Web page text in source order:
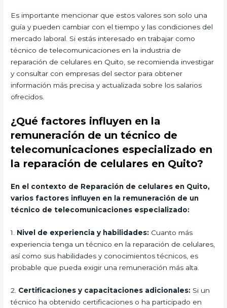
Es importante mencionar que estos valores son solo una
guía y pueden cambiar con el tiempo y las condiciones del
mercado laboral. Si estás interesado en trabajar como
técnico de telecomunicaciones en la industria de
reparación de celulares en Quito, se recomienda investigar
y consultar con empresas del sector para obtener
información más precisa y actualizada sobre los salarios
ofrecidos.
¿Qué factores influyen en la
remuneración de un técnico de
telecomunicaciones especializado en
la reparación de celulares en Quito?
En el contexto de Reparación de celulares en Quito,
varios factores influyen en la remuneración de un
técnico de telecomunicaciones especializado:
1. Nivel de experiencia y habilidades: Cuanto más
experiencia tenga un técnico en la reparación de celulares,
así como sus habilidades y conocimientos técnicos, es
probable que pueda exigir una remuneración más alta.
2. Certificaciones y capacitaciones adicionales: Si un
técnico ha obtenido certificaciones o ha participado en